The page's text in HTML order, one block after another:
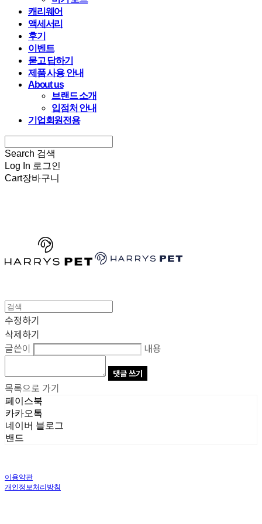
캐리웨어
액세서리
후기
이벤트
묻고 답하기
제품 사용 안내
About us
브랜드 소개
입점처 안내
기업회원전용
Search 검색
Log In 로그인
Cart장바구니
수정하기
삭제하기
글쓴이
내용
댓글 쓰기
목록으로 가기
페이스북
카카오톡
네이버 블로그
밴드
이용약관
개인정보처리방침